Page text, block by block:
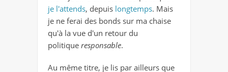
je l'attends, depuis longtemps. Mais
je ne ferai des bonds sur ma chaise
qu'à la vue d'un retour du
politique responsable.
Au même titre, je lis par ailleurs que